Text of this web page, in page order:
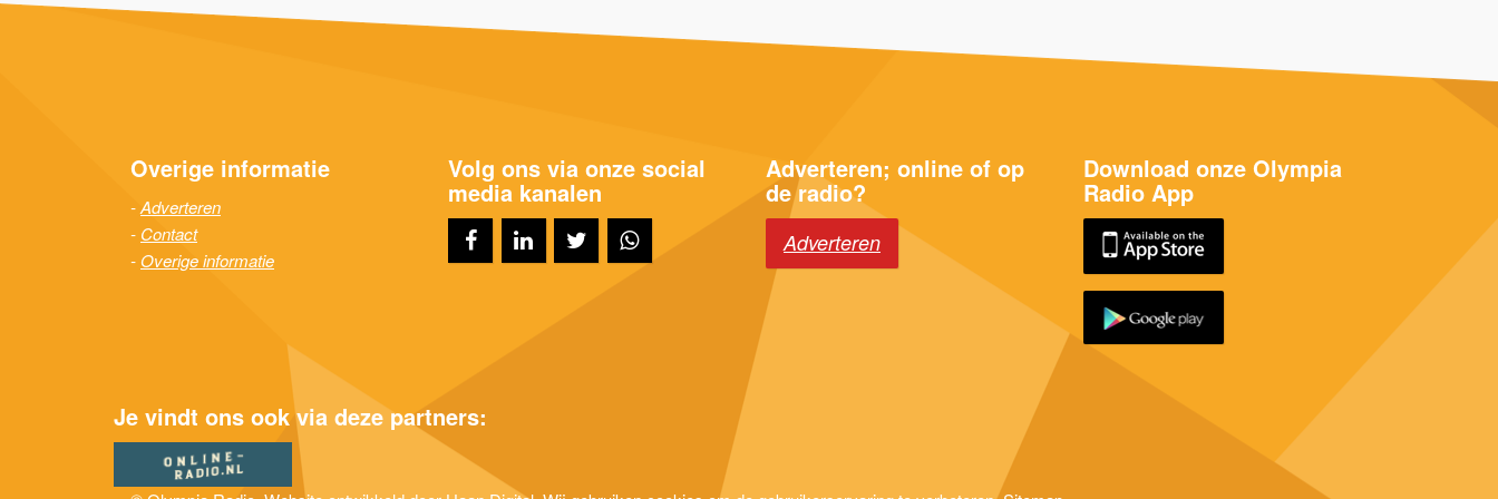
Overige informatie
Adverteren
Contact
Overige informatie
Volg ons via onze social
media kanalen
Adverteren; online of op
de radio?
Adverteren
Download onze Olympia
Radio App
Je vindt ons ook via deze partners: